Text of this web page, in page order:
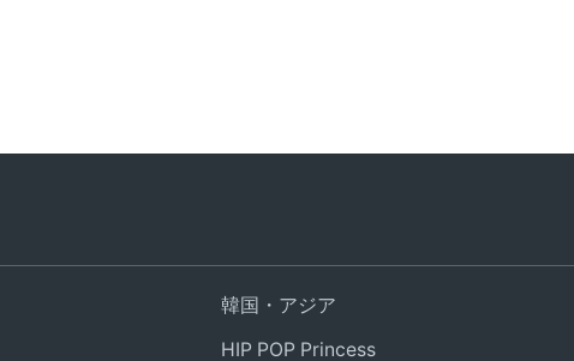
韓国・アジア
HIP POP Princess